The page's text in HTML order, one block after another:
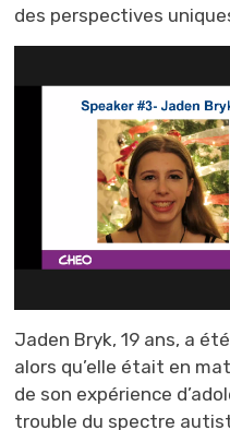
des perspectives
Jaden Bryk, 19 ans, a
alors qu’elle était en
de son expérience
trouble du spectre